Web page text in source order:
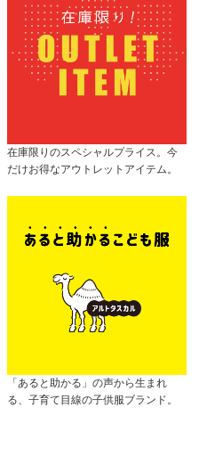
在庫限りのスペシャルプライス。今
だけお得なアウトレットアイテム。
「あると助かる」の声から生まれ
る、子育て目線の子供服ブランド。